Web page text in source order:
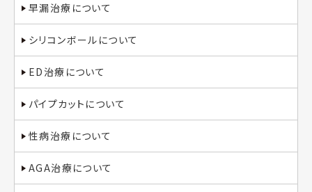
早漏治療について
シリコンボールについて
ED治療について
パイプカットについて
性病治療について
AGA治療について